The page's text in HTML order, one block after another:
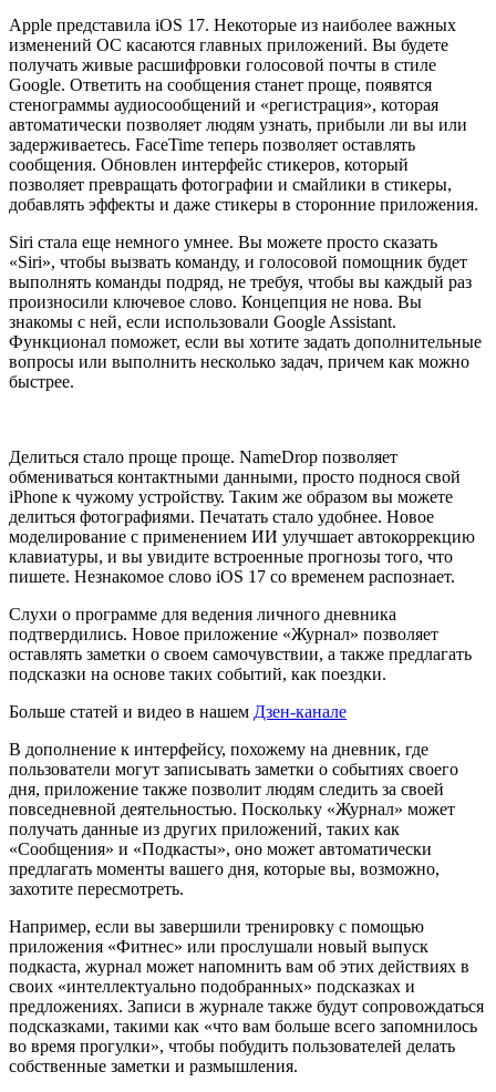
Apple представила iOS 17. Некоторые из наиболее важных
изменений ОС касаются главных приложений. Вы будете
получать живые расшифровки голосовой почты в стиле
Google. Ответить на сообщения станет проще, появятся
стенограммы аудиосообщений и «регистрация», которая
автоматически позволяет людям узнать, прибыли ли вы или
задерживаетесь. FaceTime теперь позволяет оставлять
сообщения. Обновлен интерфейс стикеров, который
позволяет превращать фотографии и смайлики в стикеры,
добавлять эффекты и даже стикеры в сторонние приложения.
Siri стала еще немного умнее. Вы можете просто сказать
«Siri», чтобы вызвать команду, и голосовой помощник будет
выполнять команды подряд, не требуя, чтобы вы каждый раз
произносили ключевое слово. Концепция не нова. Вы
знакомы с ней, если использовали Google Assistant.
Функционал поможет, если вы хотите задать дополнительные
вопросы или выполнить несколько задач, причем как можно
быстрее.
Делиться стало проще проще. NameDrop позволяет
обмениваться контактными данными, просто поднося свой
iPhone к чужому устройству. Таким же образом вы можете
делиться фотографиями. Печатать стало удобнее. Новое
моделирование с применением ИИ улучшает автокоррекцию
клавиатуры, и вы увидите встроенные прогнозы того, что
пишете. Незнакомое слово iOS 17 со временем распознает.
Слухи о программе для ведения личного дневника
подтвердились. Новое приложение «Журнал» позволяет
оставлять заметки о своем самочувствии, а также предлагать
подсказки на основе таких событий, как поездки.
Больше статей и видео в нашем Дзен-канале
В дополнение к интерфейсу, похожему на дневник, где
пользователи могут записывать заметки о событиях своего
дня, приложение также позволит людям следить за своей
повседневной деятельностью. Поскольку «Журнал» может
получать данные из других приложений, таких как
«Сообщения» и «Подкасты», оно может автоматически
предлагать моменты вашего дня, которые вы, возможно,
захотите пересмотреть.
Например, если вы завершили тренировку с помощью
приложения «Фитнес» или прослушали новый выпуск
подкаста, журнал может напомнить вам об этих действиях в
своих «интеллектуально подобранных» подсказках и
предложениях. Записи в журнале также будут сопровождаться
подсказками, такими как «что вам больше всего запомнилось
во время прогулки», чтобы побудить пользователей делать
собственные заметки и размышления.